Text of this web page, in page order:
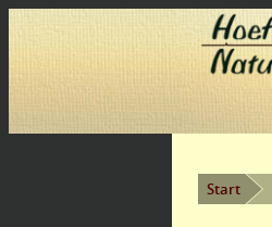
Start